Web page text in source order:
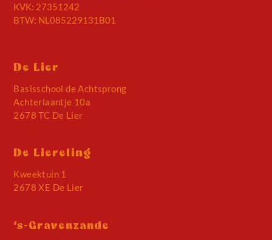
KVK: 27351242
BTW: NL085229131B01
De Lier
Basisschool de Achtsprong
Achterlaantje 10a
2678 TC De Lier
De Liereling
Kweektuin 1
2678 XE De Lier
‘s-Gravenzande